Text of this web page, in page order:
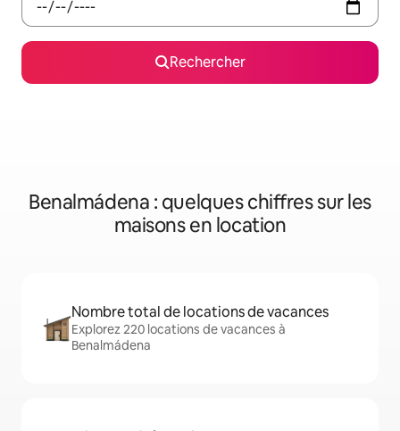
Rechercher
Benalmádena : quelques chiffres sur les
maisons en location
Nombre total de locations de vacances
Explorez 220 locations de vacances à
Benalmádena